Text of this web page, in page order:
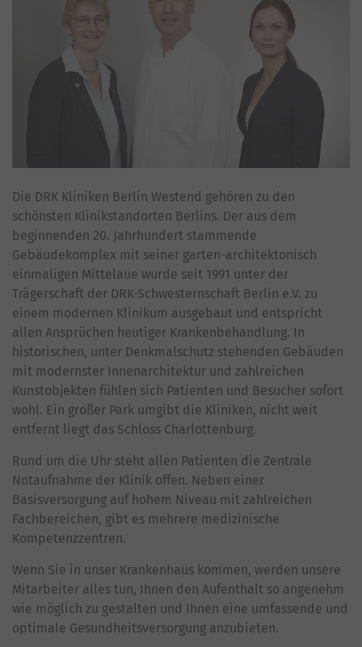
Die DRK Kliniken Berlin Westend gehören zu den
schönsten Klinikstandorten Berlins. Der aus dem
beginnenden 20. Jahrhundert stammende
Gebäudekomplex mit seiner garten-architektonisch
einmaligen Mittelaue wurde seit 1991 unter der
Trägerschaft der DRK-Schwesternschaft Berlin e.V. zu
einem modernen Klinikum ausgebaut und entspricht
allen Ansprüchen heutiger Krankenbehandlung. In
historischen, unter Denkmalschutz stehenden Gebäuden
mit modernster Innenarchitektur und zahlreichen
Kunstobjekten fühlen sich Patienten und Besucher sofort
wohl. Ein großer Park umgibt die Kliniken, nicht weit
entfernt liegt das Schloss Charlottenburg.
Rund um die Uhr steht allen Patienten die Zentrale
Notaufnahme der Klinik offen. Neben einer
Basisversorgung auf hohem Niveau mit zahlreichen
Fachbereichen, gibt es mehrere medizinische
Kompetenzzentren.
Wenn Sie in unser Krankenhaus kommen, werden unsere
Mitarbeiter alles tun, Ihnen den Aufenthalt so angenehm
wie möglich zu gestalten und Ihnen eine umfassende und
optimale Gesundheitsversorgung anzubieten.